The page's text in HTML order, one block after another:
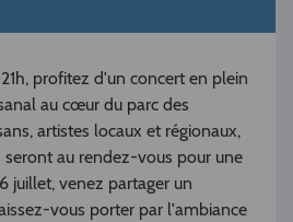
profitez d'un concert en plein
au cœur du parc des
artistes locaux et régionaux,
au rendez-vous pour une
juillet, venez partager un
vous porter par l'ambiance